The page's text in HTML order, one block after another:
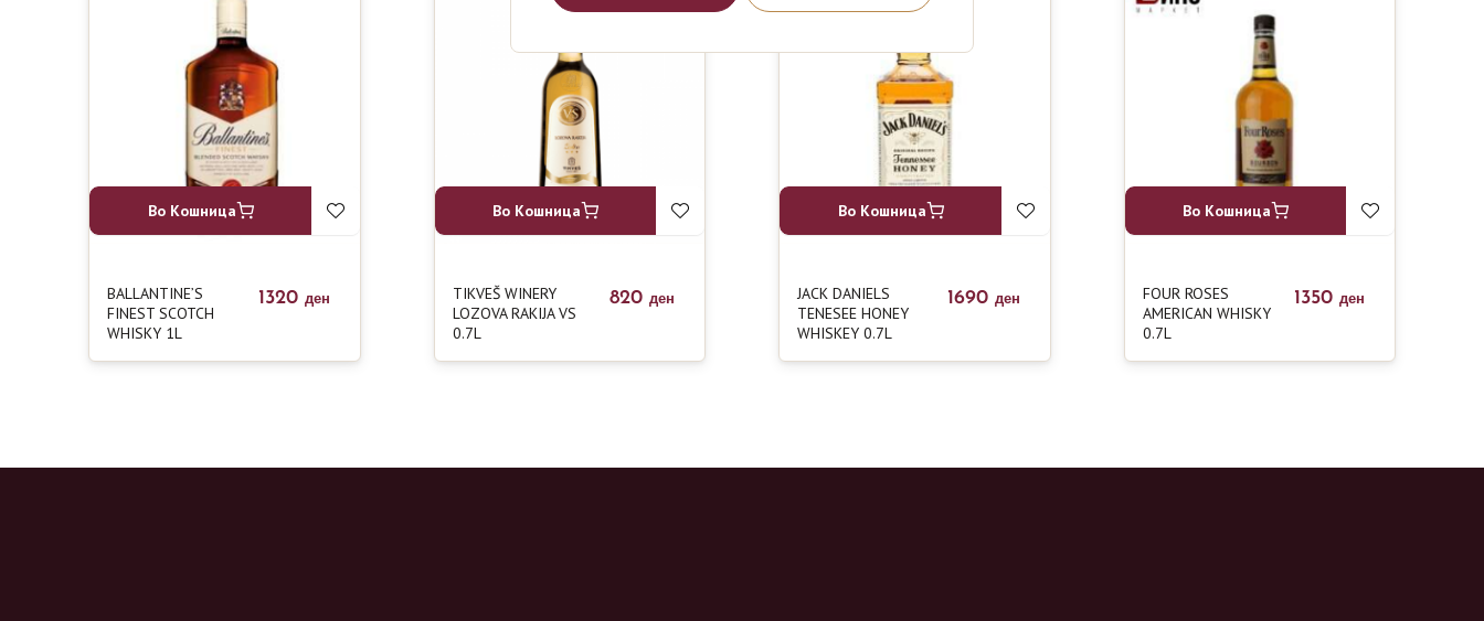
Во Кошница
BALLANTINE’S
FINEST SCOTCH
WHISKY 1L
1320 ден
Во Кошница
TIKVEŠ WINERY
LOZOVA RAKIJA VS
0.7L
820 ден
Во Кошница
JACK DANIELS
TENESEE HONEY
WHISKEY 0.7L
1690 ден
Во Кошница
FOUR ROSES
AMERICAN WHISKY
0.7L
1350 ден